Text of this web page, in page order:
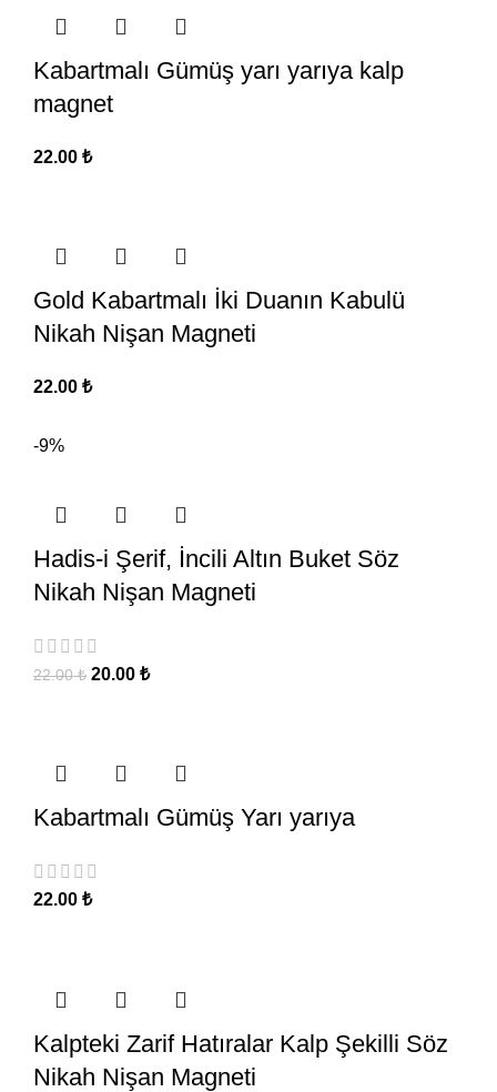
Kabartmalı Gümüş yarı yarıya kalp
magnet
22.00 ₺
Gold Kabartmalı İki Duanın Kabulü
Nikah Nişan Magneti
22.00 ₺
-9%
Hadis-i Şerif, İncili Altın Buket Söz
Nikah Nişan Magneti
22.00₺ 20.00 ₺
Kabartmalı Gümüş Yarı yarıya
22.00 ₺
Kalpteki Zarif Hatıralar Kalp Şekilli Söz
Nikah Nişan Magneti